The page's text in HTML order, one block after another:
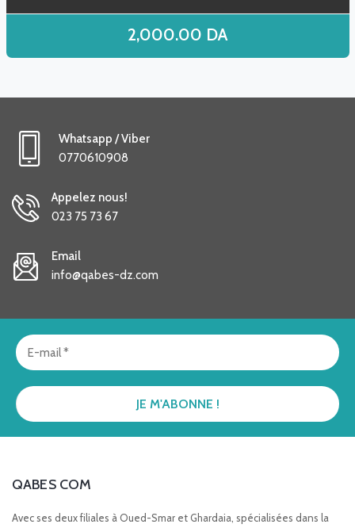
2,000.00 DA
Whatsapp / Viber
0770610908
Appelez nous!
023 75 73 67
Email
info@qabes-dz.com
QABES COM
Avec ses deux filiales à Oued-Smar et Ghardaia, spécialisées dans la